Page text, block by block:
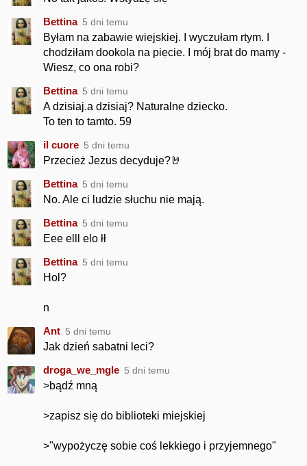
Bettina 5 dni temu
Byłam na zabawie wiejskiej. I wyczułam rtym. I
chodziłam dookola na piẹcie. I mój brat do mamy -
Wiesz, co ona robi?
Bettina 5 dni temu
A dzisiaj.a dzisiaj? Naturalne dziecko.
To ten to tamto. 59
il cuore 5 dni temu
Przecież Jezus decyduje?🤘
Bettina 5 dni temu
No. Ale ci ludzie słuchu nie mają.
Bettina 5 dni temu
Eee elll elo łł
Bettina 5 dni temu
Hol?
n
Ant 5 dni temu
Jak dzień sabatni leci?
droga_we_mgle 5 dni temu
>bądź mną
>zapisz się do biblioteki miejskiej
>"wypożyczę sobie coś lekkiego i przyjemnego"